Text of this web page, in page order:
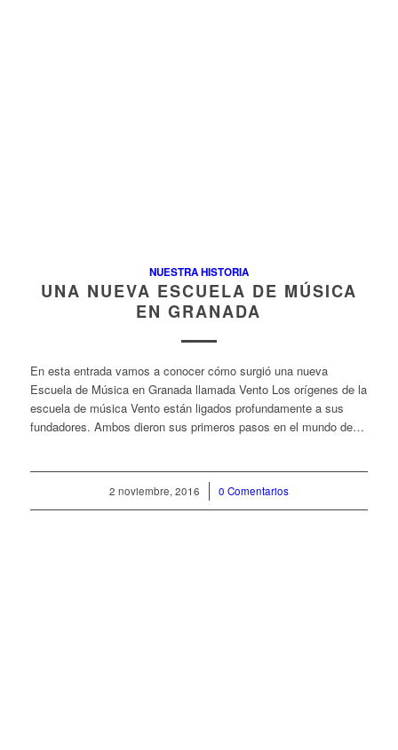
NUESTRA HISTORIA
UNA NUEVA ESCUELA DE MÚSICA
EN GRANADA
En esta entrada vamos a conocer cómo surgió una nueva
Escuela de Música en Granada llamada Vento Los orígenes de la
escuela de música Vento están ligados profundamente a sus
fundadores. Ambos dieron sus primeros pasos en el mundo de…
2 noviembre, 2016
/ 0 Comentarios